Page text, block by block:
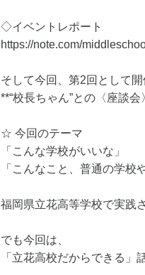
◇イベントレポート
https://note.com/
そして今回、第2回として
**“校長ちゃん”との〈座談会
☆ 今回のテーマ
「こんな学校がいいな」
「こんなこと、普通の学校
福岡県立花高等学校で実践
でも今回は、
「立花高校だからできる」